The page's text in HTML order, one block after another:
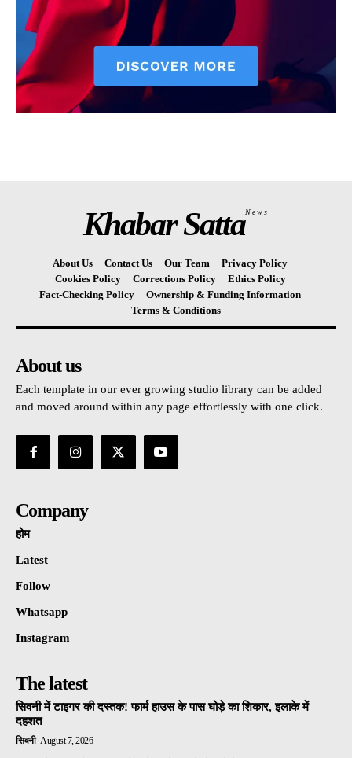
Khabar SattaNews
About Us Contact Us Our Team
Privacy Policy
Cookies Policy
Corrections Policy
Ethics Policy
Fact-Checking Policy
Ownership & Funding Information
Terms & Conditions
About us
Each template in our ever growing studio library can be added
and moved around within any page effortlessly with one click.
Company
होम
Latest
Follow
Whatsapp
Instagram
The latest
सिवनी में टाइगर की दस्तक! फार्म हाउस के पास घोड़े का शिकार, इलाके में
दहशत
सिवनी August 7, 2026